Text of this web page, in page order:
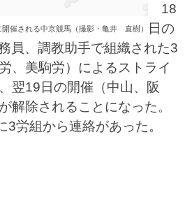
催される中京競馬（撮影・亀井 直樹）
18
日の
員、調教助手で組織された3
、美駒労）によるストライ
翌19日の開催（中山、阪
解除されることになった。
3労組から連絡があった。